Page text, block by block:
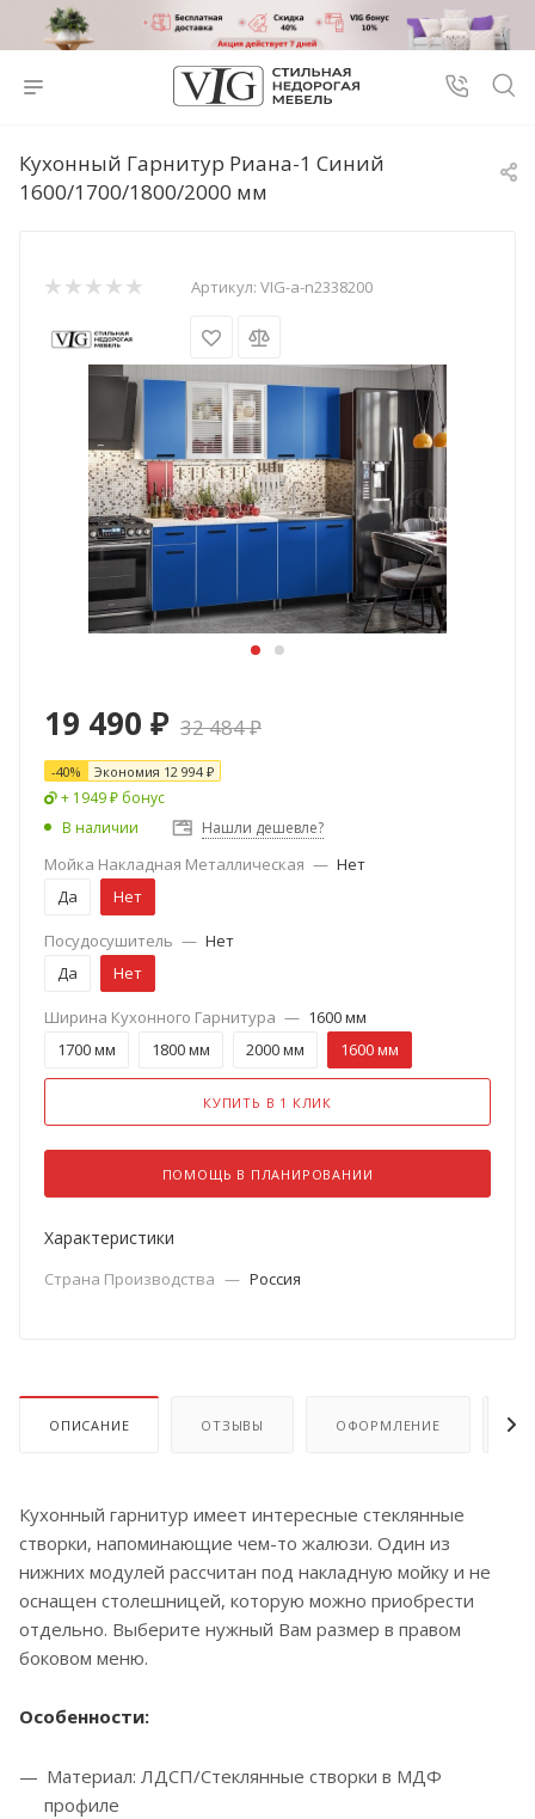
Кухонный Гарнитур Риана-1 Синий
1600/1700/1800/2000 мм
Артикул: VIG-a-n2338200
19 490 ₽ 32 484₽
-40% Экономия 12 994₽
+ 1949 ₽ бонус
В наличии
Нашли дешевле?
Мойка Накладная Металлическая — Нет
Да
Нет
Посудосушитель — Нет
Да
Нет
Ширина Кухонного Гарнитура — 1600 мм
1700 мм
1800 мм 2000 мм 1600 мм
КУПИТЬ В 1 КЛИК
ПОМОЩЬ В ПЛАНИРОВАНИИ
Характеристики
Страна Производства — Россия
ОПИСАНИЕ ОТЗЫВЫ ОФОРМЛЕНИЕ
Кухонный гарнитур имеет интересные стеклянные
створки, напоминающие чем-то жалюзи. Один из
нижних модулей рассчитан под накладную мойку и не
оснащен столешницей, которую можно приобрести
отдельно. Выберите нужный Вам размер в правом
боковом меню.
Особенности:
Материал: ЛДСП/Стеклянные створки в МДФ
профиле